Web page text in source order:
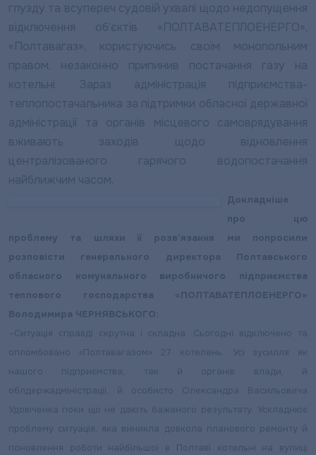
глузду та всупереч судовій ухвалі щодо недопущення
відключення об’єктів «ПОЛТАВАТЕПЛОЕНЕРГО»,
«Полтавагаз», користуючись своїм монопольним
правом, незаконно припинив постачання газу на
котельні. Зараз адміністрація підприємства-
теплопостачальника за підтримки обласної державної
адміністрації та органів місцевого самоврядування
вживають заходів щодо відновлення
централізованого гарячого водопостачання
найближчим часом.
Докладніше
про цю
проблему та шляхи її розв’язання ми попросили
розповісти генерального директора Полтавського
обласного комунального виробничого підприємства
теплового господарства «ПОЛТАВАТЕПЛОЕНЕРГО»
Володимира ЧЕРНЯВСЬКОГО:
–Ситуація справді скрутна і складна. Сьогодні відключено та
опломбовано «Полтавагазом» 27 котелень. Усі зусилля як
нашого підприємства, так й органів влади, й
облдержадміністрації, й особисто Олександра Васильовича
Удовіченка поки що не дають бажаного результату. Ускладнює
проблему ситуація, яка виникла довкола планового ремонту й
поновлення роботи найбільшої в Полтаві котельні на вулиці